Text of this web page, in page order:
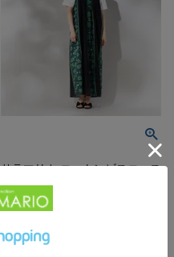
サラマリカ コットンビスコース
Sara mallika Cotton Viscorse
Border Print Cami Dress
在庫を見る